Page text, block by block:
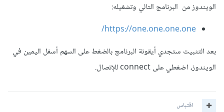
الويندوز من البرنامج التالي وتشغيله:
https://one.one.one.one/
بعد التثبيت ستجدي أيقونة البرنامج بالضغط على السهم أسفل اليمين في
الويندوز، اضغطي على connect للإتصال.
اقتباس